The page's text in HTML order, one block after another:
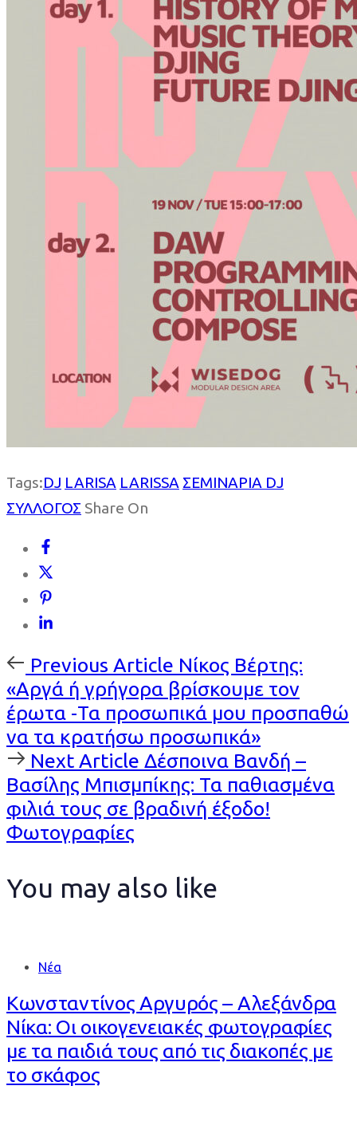
Tags:DJ LARISA LARISSA ΣΕΜΙΝΑΡΙΑ DJ
ΣΥΛΛΟΓΟΣ Share On
Previous
Article
Previous Article Νίκος Βέρτης:
«Αργά ή γρήγορα βρίσκουμε τον
έρωτα -Τα προσωπικά μου προσπαθώ
να τα κρατήσω προσωπικά»
Next
Article
Next Article Δέσποινα Βανδή –
Βασίλης Μπισμπίκης: Τα παθιασμένα
φιλιά τους σε βραδινή έξοδο!
Φωτογραφίες
You may also like
Νέα
Κωνσταντίνος Αργυρός – Αλεξάνδρα
Νίκα: Οι οικογενειακές φωτογραφίες
με τα παιδιά τους από τις διακοπές με
το σκάφος